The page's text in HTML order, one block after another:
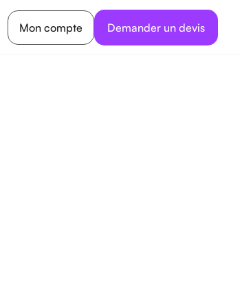
Mon compte Demander un devis